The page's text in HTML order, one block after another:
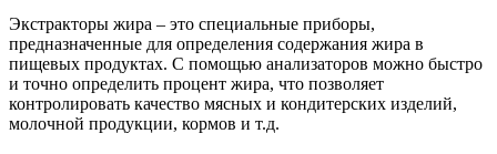
Экстракторы жира – это специальные приборы,
предназначенные для определения содержания жира в
пищевых продуктах. С помощью анализаторов можно быстро
и точно определить процент жира, что позволяет
контролировать качество мясных и кондитерских изделий,
молочной продукции, кормов и т.д.